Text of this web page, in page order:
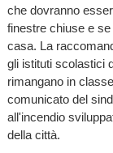
che dovranno
finestre chiuse e
casa. La
gli istituti scolastici
rimangano in
comunicato del
all'incendio
della città.